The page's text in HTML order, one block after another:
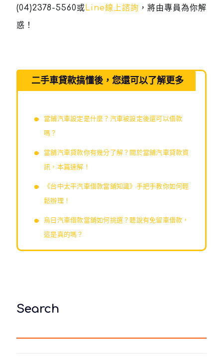
(04)2378-5560或Line線上諮詢 ，將由專員為你解
惑！
二手車貸款搞懂後，您還可以了解更多
當鋪汽車設定是什麼？汽車被設定後還可以借款
嗎？
當舖汽車貸款你有幾分了解？關於當舖汽車貸款資
訊，本篇速解！
《台中太平汽車借款當鋪知識》手把手教你如何輕
鬆辦理！
烏日汽車借款當鋪如何挑選？聽說有免留車借款，
這是真的嗎？
Search